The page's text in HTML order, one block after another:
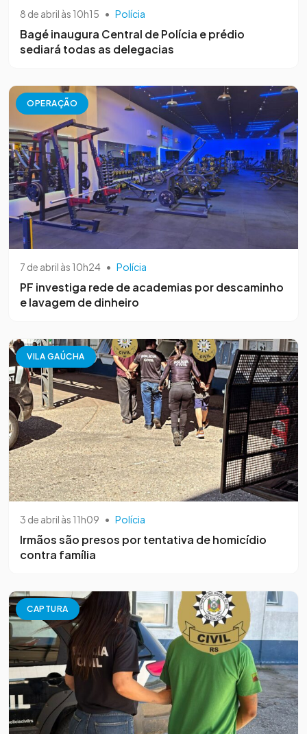
8 de abril às 10h15 • Polícia
Bagé inaugura Central de Polícia e prédio
sediará todas as delegacias
OPERAÇÃO
7 de abril às 10h24 • Polícia
PF investiga rede de academias por descaminho
e lavagem de dinheiro
VILA GAÚCHA
3 de abril às 11h09 • Polícia
Irmãos são presos por tentativa de homicídio
contra família
CAPTURA